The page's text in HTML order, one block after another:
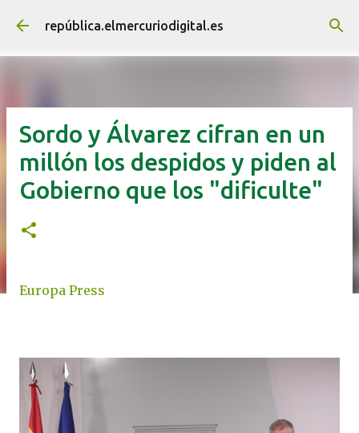
Ir al contenido principal
república.elmercuriodigital.es
Sordo y Álvarez cifran en un
millón los despidos y piden al
Gobierno que los "dificulte"
Europa Press